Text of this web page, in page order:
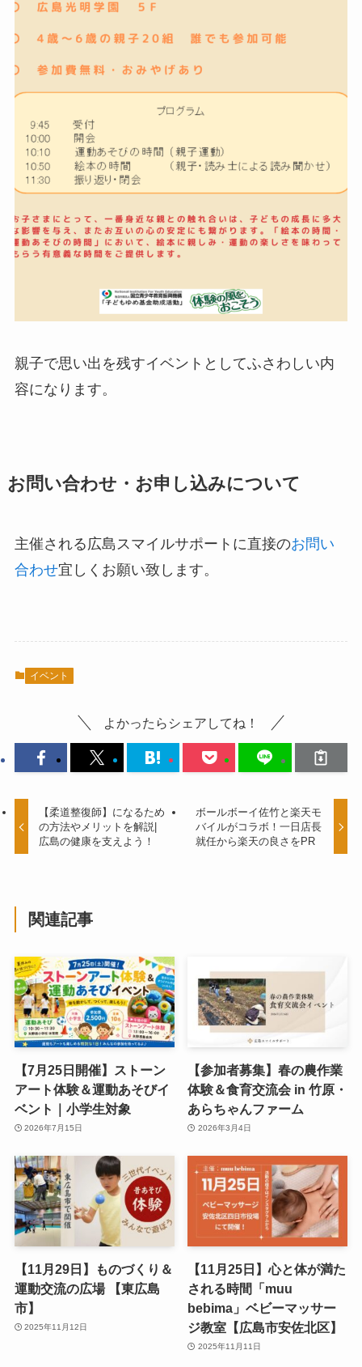
親子で思い出を残すイベントとしてふさわしい内
容になります。
お問い合わせ・お申し込みについて
主催される広島スマイルサポートに直接のお問い
合わせ宜しくお願い致します。
イベント
よかったらシェアしてね！
【柔道整復師】になるため
の方法やメリットを解説|
広島の健康を支えよう！
ボールボーイ佐竹と楽天モ
バイルがコラボ！一日店長
就任から楽天の良さをPR
関連記事
【7月25日開催】ストーン
アート体験＆運動あそびイ
ベント｜小学生対象
2026年7月15日
【参加者募集】春の農作業
体験＆食育交流会 in 竹原・
あらちゃんファーム
2026年3月4日
【11月29日】ものづくり＆
運動交流の広場 【東広島
市】
2025年11月12日
【11月25日】心と体が満た
される時間「muu
bebima」ベビーマッサー
ジ教室【広島市安佐北区】
2025年11月11日